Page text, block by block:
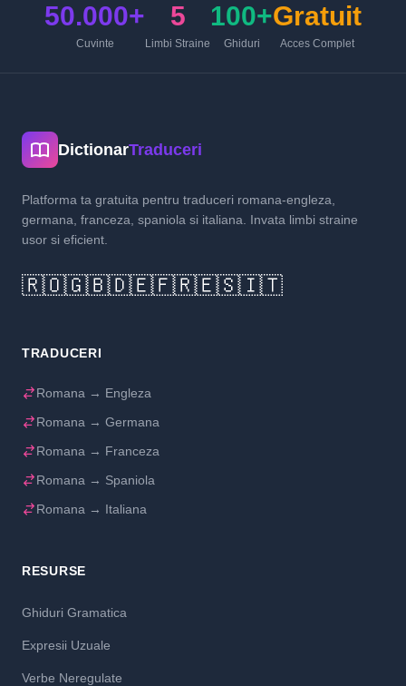
50.000+
Cuvinte
5
Limbi Straine
100+
Ghiduri
Gratuit
Acces Complet
DictionarTraduceri
Platforma ta gratuita pentru traduceri romana-engleza,
germana, franceza, spaniola si italiana. Invata limbi straine
usor si eficient.
🇷🇴🇬🇧🇩🇪🇫🇷🇪🇸🇮🇹
TRADUCERI
Romana → Engleza
Romana → Germana
Romana → Franceza
Romana → Spaniola
Romana → Italiana
RESURSE
Ghiduri Gramatica
Expresii Uzuale
Verbe Neregulate